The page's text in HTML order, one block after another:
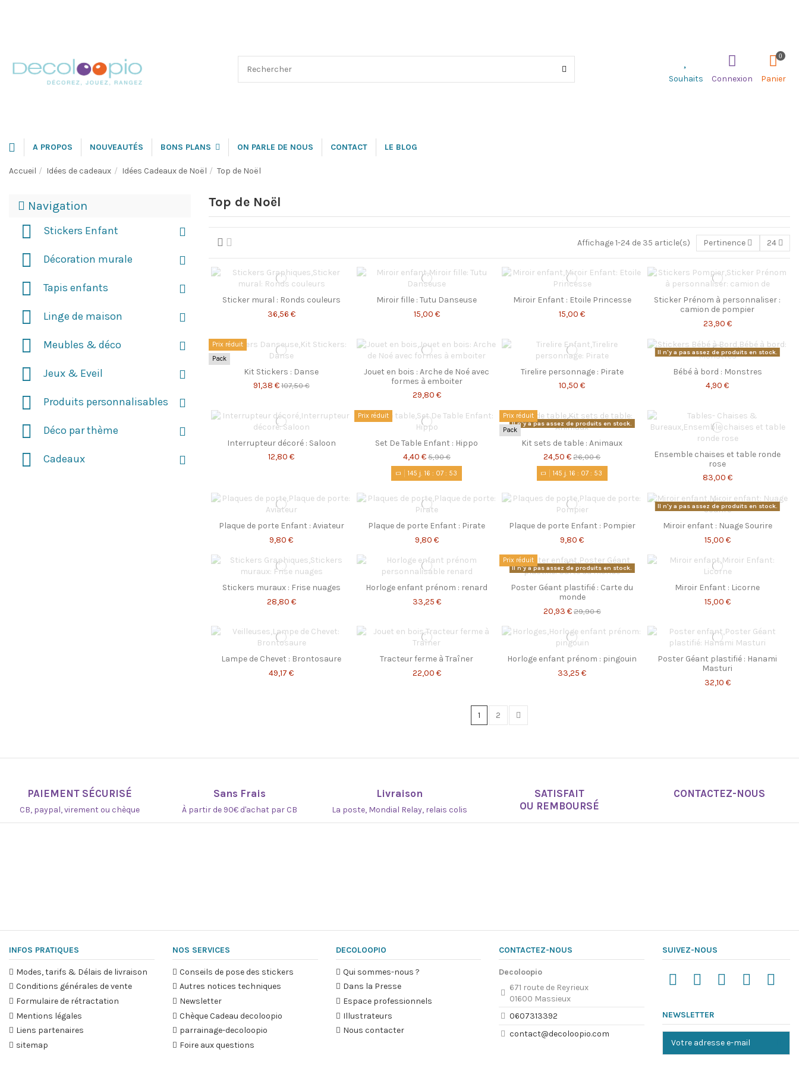
Souhaits Connexion
0
Panier
A PROPOS NOUVEAUTÉS BONS PLANS ON PARLE DE NOUS CONTACT LE BLOG
Accueil Idées de cadeaux Idées Cadeaux de Noël Top de Noël
Top de Noël
Affichage 1-24 de 35 article(s) Pertinence 24
Sticker mural : Ronds couleurs
36,56 €
Miroir fille : Tutu Danseuse
15,00 €
Miroir Enfant : Etoile Princesse
15,00 €
Sticker Prénom à personnaliser :
camion de pompier
23,90 €
Prix réduit
Pack
Kit Stickers : Danse
91,38 € 107,50 €
Jouet en bois : Arche de Noé avec
formes à emboiter
29,80 €
Tirelire personnage : Pirate
10,50 €
Il n'y a pas assez de produits en stock.
Bébé à bord : Monstres
4,90 €
Interrupteur décoré : Saloon
12,80 €
Prix réduit
Set De Table Enfant : Hippo
4,40 € 5,90 €
145 j. 16 : 07: 53
Prix réduit
Pack
Il n'y a pas assez de produits en stock.
Kit sets de table : Animaux
24,50 € 26,00 €
145 j. 16 : 07 : 53
Ensemble chaises et table ronde
rose
83,00 €
Plaque de porte Enfant : Aviateur
9,80 €
Plaque de porte Enfant : Pirate
9,80 €
Plaque de porte Enfant : Pompier
9,80 €
Il n'y a pas assez de produits en stock.
Miroir enfant : Nuage Sourire
15,00 €
Stickers muraux : Frise nuages
28,80 €
Horloge enfant prénom : renard
33,25 €
Prix réduit
Il n'y a pas assez de produits en stock.
Poster Géant plastifié : Carte du
monde
20,93 € 29,90 €
Miroir Enfant : Licorne
15,00 €
Lampe de Chevet : Brontosaure
49,17 €
Tracteur ferme à Traîner
22,00 €
Horloge enfant prénom : pingouin
33,25 €
Poster Géant plastifié : Hanami
Masturi
32,10 €
1 2
Navigation
Stickers Enfant
Décoration murale
Tapis enfants
Linge de maison
Meubles & déco
Jeux & Eveil
Produits personnalisables
Déco par thème
Cadeaux
PAIEMENT SÉCURISÉ
CB, paypal, virement ou chèque
Sans Frais
À partir de 90€ d'achat par CB
Livraison
La poste, Mondial Relay, relais colis
SATISFAIT
OU REMBOURSÉ
CONTACTEZ-NOUS
INFOS PRATIQUES
Modes, tarifs & Délais de livraison
Conditions générales de vente
Formulaire de rétractation
Mentions légales
Liens partenaires
sitemap
NOS SERVICES
Conseils de pose des stickers
Autres notices techniques
Newsletter
Chèque Cadeau decoloopio
parrainage-decoloopio
Foire aux questions
DECOLOOPIO
Qui sommes-nous ?
Dans la Presse
Espace professionnels
Illustrateurs
Nous contacter
CONTACTEZ-NOUS
Decoloopio
671 route de Reyrieux
01600 Massieux
0607313392
contact@decoloopio.com
SUIVEZ-NOUS
NEWSLETTER